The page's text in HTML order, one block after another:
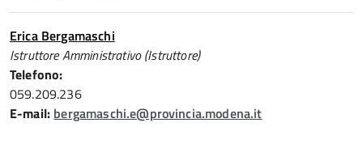
Erica Bergamaschi
Istruttore Amministrativo (Istruttore)
Telefono:
059.209.236
E-mail: bergamaschi.e@provincia.modena.it